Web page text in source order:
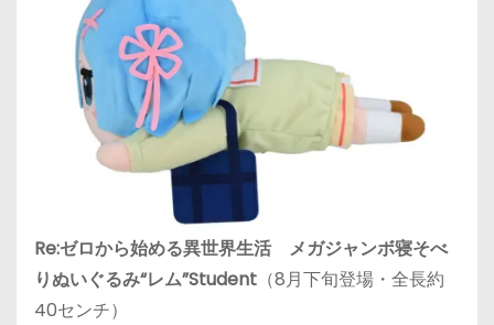
Re:ゼロから始める異世界生活 メガジャンボ寝そべ
りぬいぐるみ“レム”Student （8月下旬登場・全長約
40センチ）